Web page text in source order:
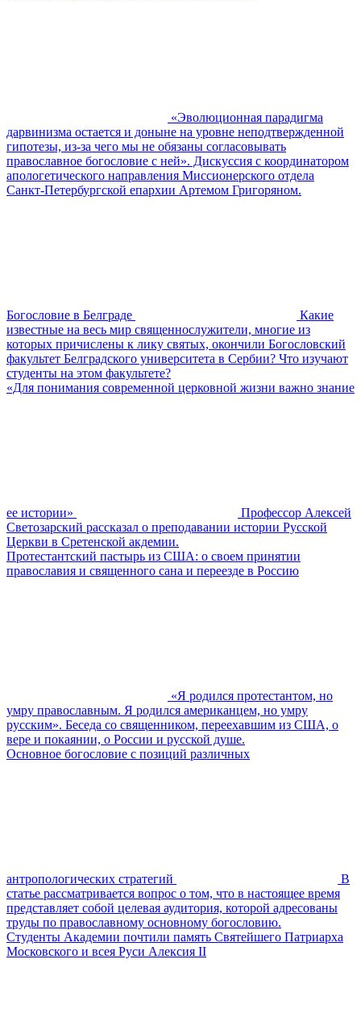
«Эволюционная парадигма
дарвинизма остается и доныне на уровне неподтвержденной
гипотезы, из-за чего мы не обязаны согласовывать
православное богословие с ней». Дискуссия с координатором
апологетического направления Миссионерского отдела
Санкт-Петербургской епархии Артемом Григоряном.
Богословие в Белграде
Какие
известные на весь мир священнослужители, многие из
которых причислены к лику святых, окончили Богословский
факультет Белградского университета в Сербии? Что изучают
студенты на этом факультете?
«Для понимания современной церковной жизни важно знание
ее истории»
Профессор Алексей
Светозарский рассказал о преподавании истории Русской
Церкви в Сретенской акдемии.
Протестантский пастырь из США: о своем принятии
православия и священного сана и переезде в Россию
«Я родился протестантом, но
умру православным. Я родился американцем, но умру
русским». Беседа со священником, переехавшим из США, о
вере и покаянии, о России и русской душе.
Основное богословие с позиций различных
антропологических стратегий
В
статье рассматривается вопрос о том, что в настоящее время
представляет собой целевая аудитория, которой адресованы
труды по православному основному богословию.
Студенты Академии почтили память Святейшего Патриарха
Московского и всея Руси Алексия II